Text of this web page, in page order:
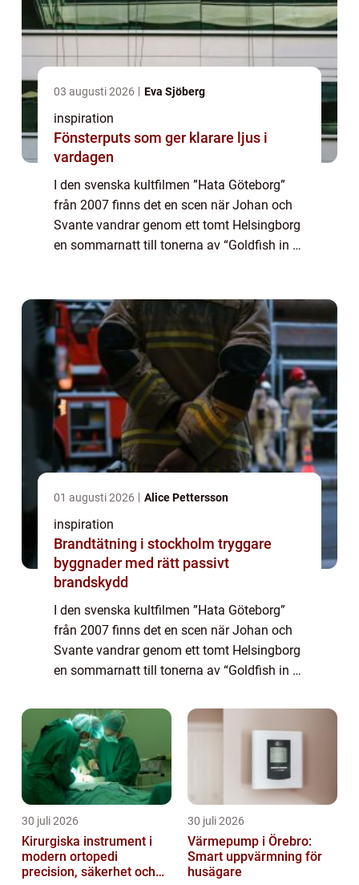
03 augusti 2026 Eva Sjöberg
inspiration
Fönsterputs som ger klarare ljus i
vardagen
I den svenska kultfilmen ”Hata Göteborg”
från 2007 finns det en scen när Johan och
Svante vandrar genom ett tomt Helsingborg
en sommarnatt till tonerna av “Goldfish in a
01 augusti 2026 Alice Pettersson
inspiration
Brandtätning i stockholm tryggare
byggnader med rätt passivt
brandskydd
I den svenska kultfilmen ”Hata Göteborg”
från 2007 finns det en scen när Johan och
Svante vandrar genom ett tomt Helsingborg
en sommarnatt till tonerna av “Goldfish in a
känna sig lite som en “Goldfish in a Bowl...
30 juli 2026
Kirurgiska instrument i
modern ortopedi
precision, säkerhet och
30 juli 2026
Värmepump i Örebro:
Smart uppvärmning för
husägare